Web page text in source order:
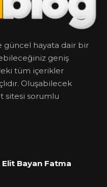
güncel hayata dair bir
geniş
tüm içerikler
Oluşabilecek
sitesi sorumlu
Bayan Fatma